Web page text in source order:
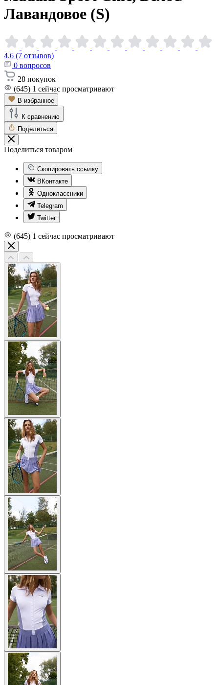
Лавандовое (S)
4.6 (7 отзывов)
0 вопросов
28 покупок
(645) 1 сейчас просматривают
В избранное
К сравнению
Поделиться
Поделиться товаром
Скопировать ссылку
ВКонтакте
Одноклассники
Telegram
Twitter
(645) 1 сейчас просматривают